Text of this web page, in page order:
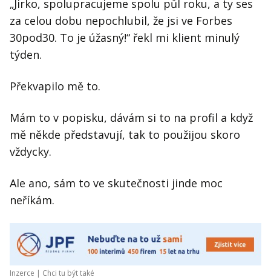
Přihlášení
Kontakt
Obchodní podmínky
Hledaná fráze
„Jirko, spolupracujeme spolu půl roku, a ty ses
za celou dobu nepochlubil, že jsi ve Forbes
30pod30. To je úžasný!“ řekl mi klient minulý
týden.
Překvapilo mě to.
Mám to v popisku, dávám si to na profil a když
mě někde představují, tak to použijou skoro
vždycky.
Ale ano, sám to ve skutečnosti jinde moc
neříkám.
Inzerce | Chci tu být také